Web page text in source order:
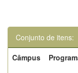
Conjunto de itens:
Câmpus